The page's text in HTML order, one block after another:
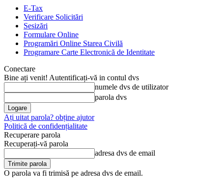
E-Tax
Verificare Solicitări
Sesizări
Formulare Online
Programări Online Starea Civilă
Programare Carte Electronică de Identitate
Conectare
Bine ați venit! Autentificați-vă in contul dvs
numele dvs de utilizator
parola dvs
Ați uitat parola? obține ajutor
Politică de confidențialitate
Recuperare parola
Recuperați-vă parola
adresa dvs de email
O parola va fi trimisă pe adresa dvs de email.